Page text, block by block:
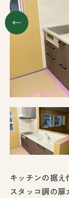
古物営業
キッチンの据え
スタッコ調の扉